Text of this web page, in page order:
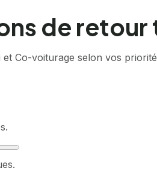
de retour
Co-voiturage selon vos